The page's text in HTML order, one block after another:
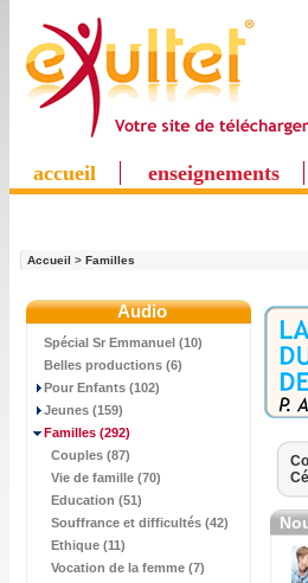
accueil enseignements
Accueil > Familles
Audio
Spécial Sr Emmanuel (10)
Belles productions (6)
Pour Enfants (102)
Jeunes (159)
Familles (292)
Couples (87)
Vie de famille (70)
Education (51)
Souffrance et difficultés (42)
Ethique (11)
Vocation de la femme (7)